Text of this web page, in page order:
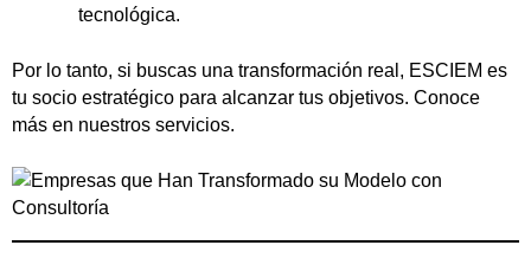
tecnológica.
Por lo tanto, si buscas una transformación real, ESCIEM es
tu socio estratégico para alcanzar tus objetivos. Conoce
más en nuestros servicios.